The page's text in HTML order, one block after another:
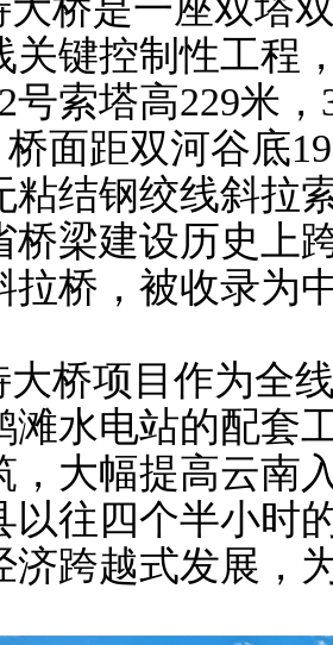
关键控制性工程
号索塔高229米
桥面距双河谷底
粘结钢绞线斜拉
桥梁建设历史上
拉桥，被收录为
大桥项目作为全
滩水电站的配套
，大幅提高云南
以往四个半小时
济跨越式发展，